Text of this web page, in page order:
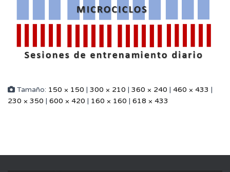
Tamaño: 150 × 150 | 300 × 210 | 360 × 240 | 460 × 433 |
230 × 350 | 600 × 420 | 160 × 160 | 618 × 433